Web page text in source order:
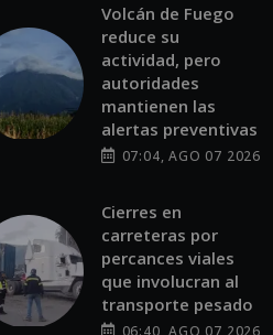
Volcán de Fuego
reduce su
actividad, pero
autoridades
mantienen las
alertas preventivas
07:04, AGO 07 2026
Cierres en
carreteras por
percances viales
que involucran al
transporte pesado
06:40, AGO 07 2026